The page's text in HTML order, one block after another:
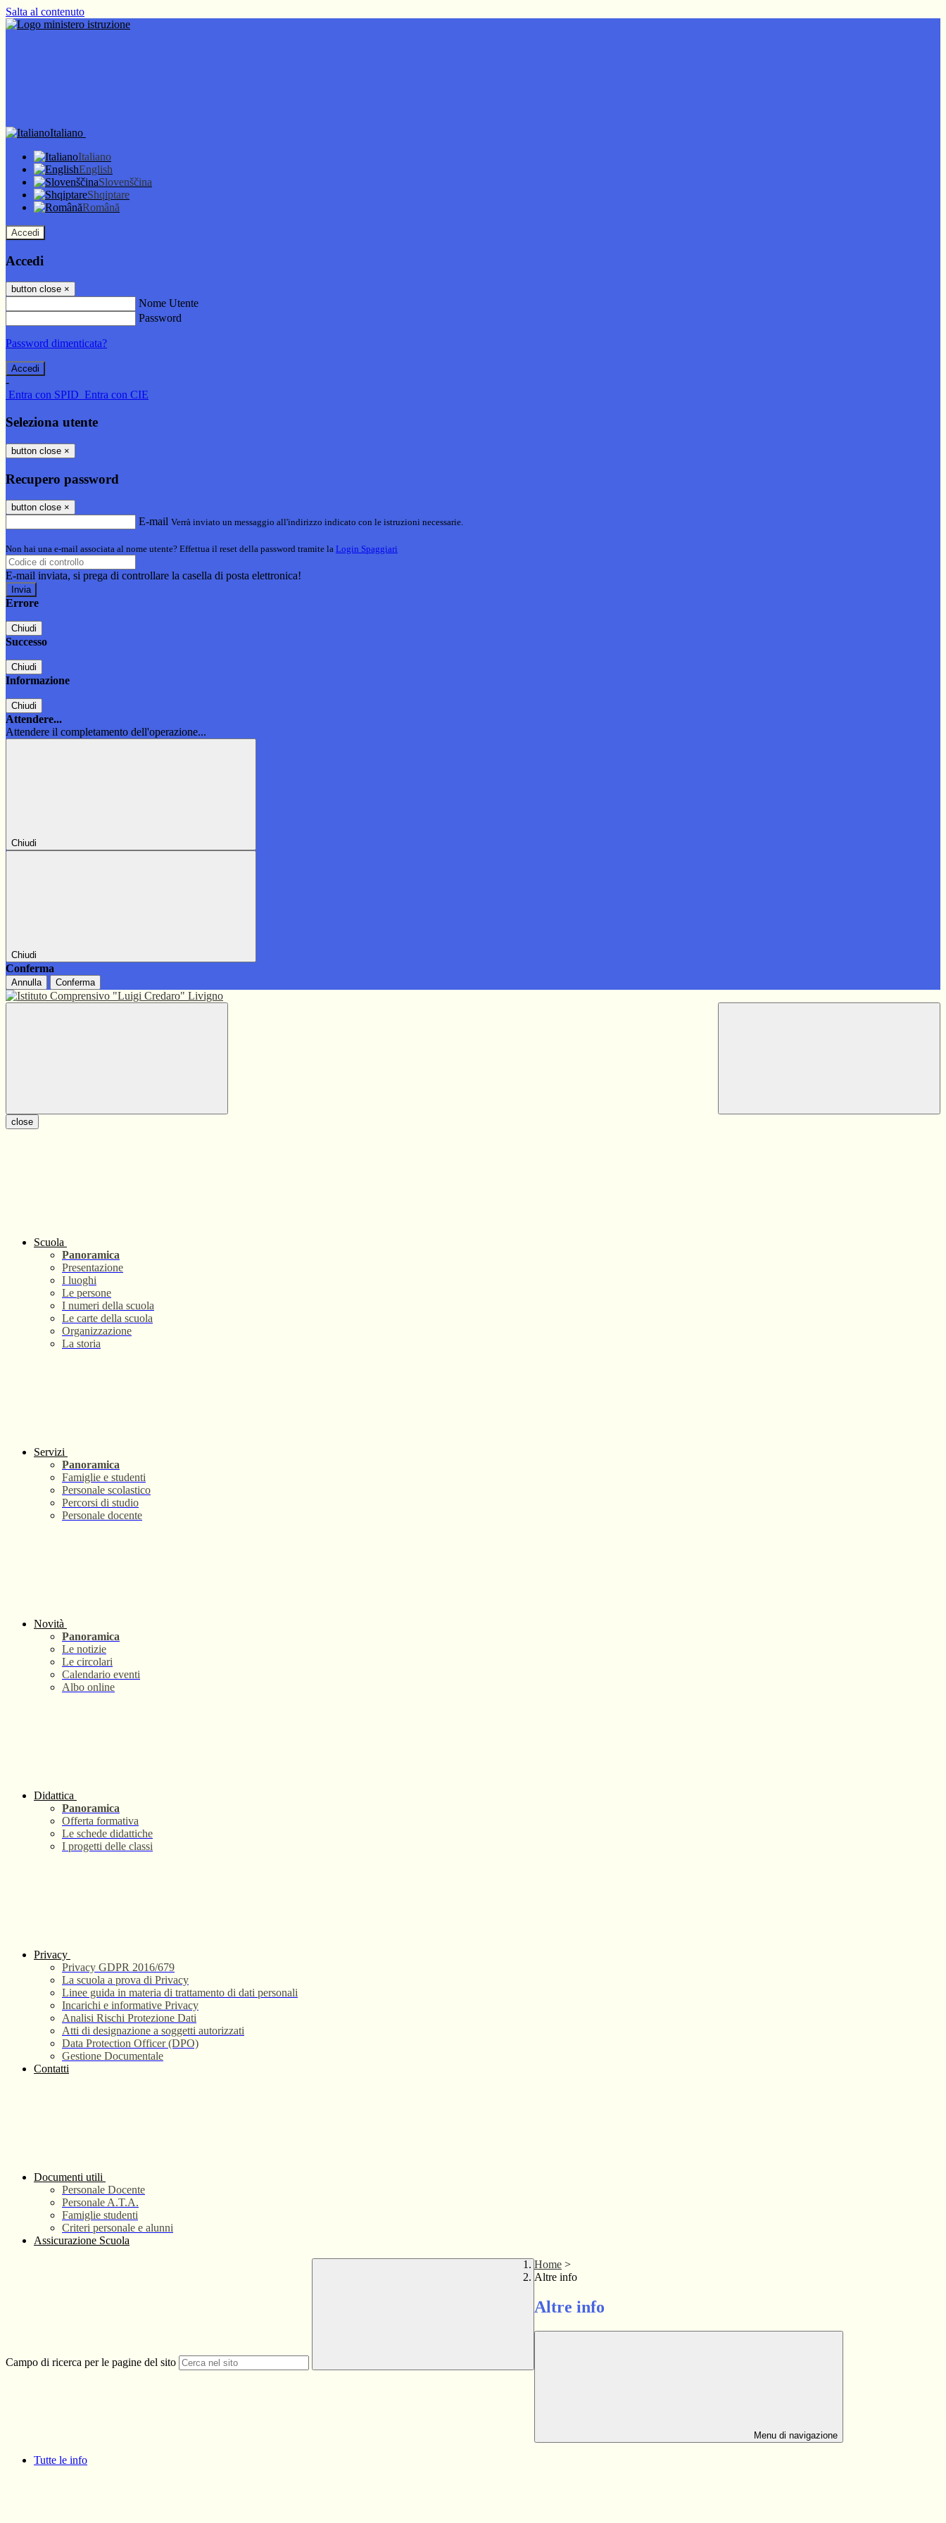
Salta al contenuto
Italiano
Italiano
English
Slovenščina
Shqiptare
Română
Accedi
Accedi
button close ×
Nome Utente
Password
Password dimenticata?
-
Entra con SPID Entra con CIE
Seleziona utente
button close ×
Recupero password
button close ×
E-mail Verrà inviato un messaggio all'indirizzo indicato con le istruzioni necessarie.
Non hai una e-mail associata al nome utente? Effettua il reset della password tramite la Login Spaggiari
E-mail inviata, si prega di controllare la casella di posta elettronica!
Errore
Chiudi
Successo
Chiudi
Informazione
Chiudi
Attendere...
Attendere il completamento dell'operazione...
Chiudi
Chiudi
Conferma
Annulla Conferma
close
Scuola
Panoramica
Presentazione
I luoghi
Le persone
I numeri della scuola
Le carte della scuola
Organizzazione
La storia
Servizi
Panoramica
Famiglie e studenti
Personale scolastico
Percorsi di studio
Personale docente
Novità
Panoramica
Le notizie
Le circolari
Calendario eventi
Albo online
Didattica
Panoramica
Offerta formativa
Le schede didattiche
I progetti delle classi
Privacy
Privacy GDPR 2016/679
La scuola a prova di Privacy
Linee guida in materia di trattamento di dati personali
Incarichi e informative Privacy
Analisi Rischi Protezione Dati
Atti di designazione a soggetti autorizzati
Data Protection Officer (DPO)
Gestione Documentale
Contatti
Documenti utili
Personale Docente
Personale A.T.A.
Famiglie studenti
Criteri personale e alunni
Assicurazione Scuola
Campo di ricerca per le pagine del sito
Home >
Altre info
Altre info
Menu di navigazione
Tutte le info